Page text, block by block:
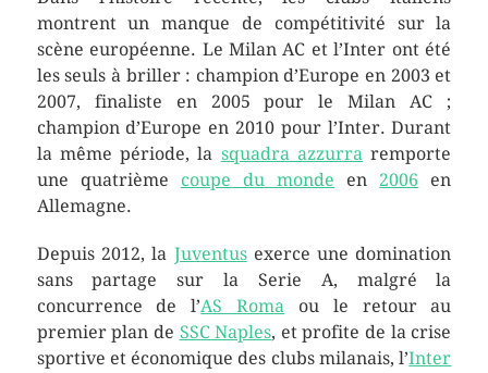
montrent un manque de compétitivité sur la
scène européenne. Le Milan AC et l’Inter ont été
les seuls à briller : champion d’Europe en 2003 et
2007, finaliste en 2005 pour le Milan AC ;
champion d’Europe en 2010 pour l’Inter. Durant
la même période, la squadra azzurra remporte
une quatrième coupe du monde en2006 en
Allemagne.
Depuis 2012, la Juventusexerce une domination
sans partage sur la Serie A, malgré la
concurrence de l’AS Roma ou le retour au
premier plan de SSC Naples, et profite de la crise
sportive et économique des clubs milanais, l’Inter